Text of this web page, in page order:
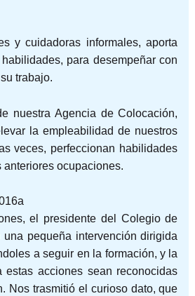
y cuidadoras informales, aporta
para desempeñar con
trabajo.
nuestra Agencia de Colocación,
la empleabilidad de nuestros
veces, perfeccionan habilidades
ocupaciones.
el presidente del Colegio de
una pequeña intervención dirigida
a seguir en la formación, y la
estas acciones sean reconocidas
Nos trasmitió el curioso dato, que